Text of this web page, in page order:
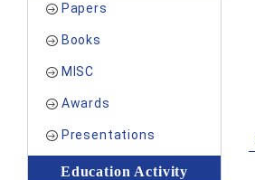
Papers
Books
MISC
Awards
Presentations
Education Activity